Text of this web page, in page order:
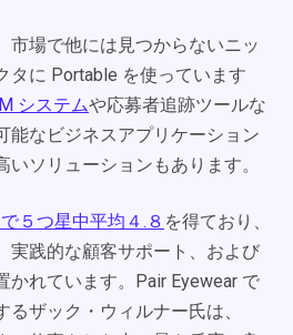
市場で他には見つからないニッ
タに Portable を使っています
システムや応募者追跡ツールな
能なビジネスアプリケーション
ソリューションもあります。
５つ星中平均４.８ を得ており、
実践的な顧客サポート、および
かれています。Pair Eyewear で
ザック・ウィルナー氏は、